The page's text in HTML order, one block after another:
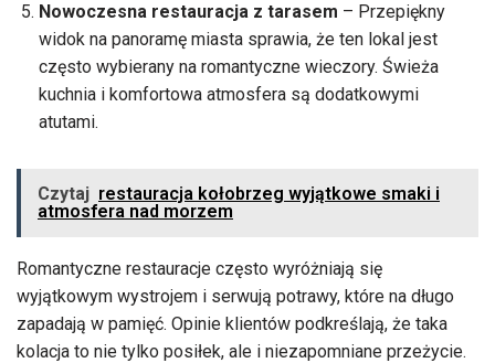
Nowoczesna restauracja z tarasem – Przepiękny
widok na panoramę miasta sprawia, że ten lokal jest
często wybierany na romantyczne wieczory. Świeża
kuchnia i komfortowa atmosfera są dodatkowymi
atutami.
Czytaj restauracja kołobrzeg wyjątkowe smaki i
atmosfera nad morzem
Romantyczne restauracje często wyróżniają się
wyjątkowym wystrojem i serwują potrawy, które na długo
zapadają w pamięć. Opinie klientów podkreślają, że taka
kolacja to nie tylko posiłek, ale i niezapomniane przeżycie.